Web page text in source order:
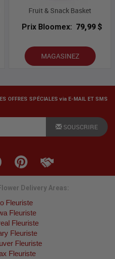
Fruit & Snack Basket
Prix Bloomex: 79,99 $
MAGASINEZ
OFFRES SPÉCIALES via E-MAIL ET SMS
SOUSCRIRE
Delivery Areas:
Fleuriste
Fleuriste
Fleuriste
Fleuriste
Fleuriste
Fleuriste